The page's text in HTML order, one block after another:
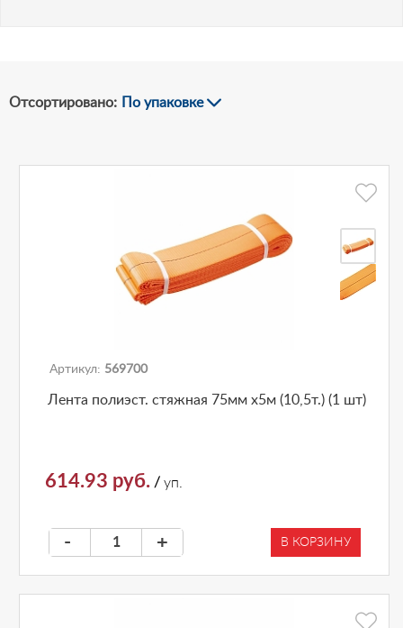
Отсортировано: По упаковке
Артикул: 569700
Лента полиэст. стяжная 75мм х5м (10,5т.) (1 шт)
614.93 руб. / уп.
- + В КОРЗИНУ